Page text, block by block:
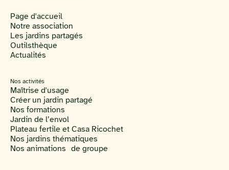
Page d'accueil
Notre association
Les jardins partagés
Outilsthèque
Actualités
Nos activités
Maîtrise d'usage
Créer un jardin partagé
Nos formations
Jardin de l’envol
Plateau fertile et Casa Ricochet
Nos jardins thématiques
Nos animations de groupe